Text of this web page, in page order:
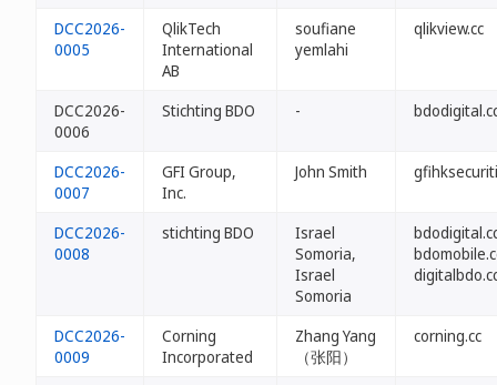
DCC2026-
0005
QlikTech
International
AB
soufiane
yemlahi
qlikview.cc
DCC2026-
0006
Stichting BDO -
DCC2026-
0007
GFI Group,
Inc.
John Smith
DCC2026-
0008
stichting BDO
Israel
Somoria,
Israel
Somoria
DCC2026-
0009
Corning
Incorporated
Zhang Yang
（张阳）
corning.cc